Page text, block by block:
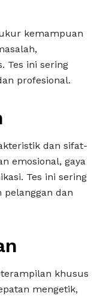
kemampuan
Tes ini sering
profesional.
dan sifat-
emosional, gaya
Tes ini sering
dan
khusus
mengetik,